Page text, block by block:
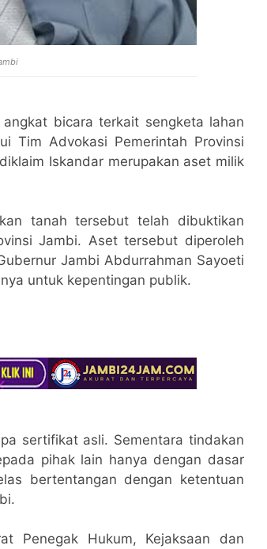
bicara terkait sengketa lahan
Tim Advokasi Pemerintah Provinsi
Iskandar merupakan aset milik
tanah tersebut telah dibuktikan
Jambi. Aset tersebut diperoleh
Jambi Abdurrahman Sayoeti
untuk kepentingan publik.
sertifikat asli. Sementara tindakan
pihak lain hanya dengan dasar
bertentangan dengan ketentuan
Penegak Hukum, Kejaksaan dan